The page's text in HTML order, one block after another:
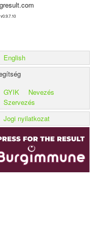
English
GYIK
Nevezés
Szervezés
Jogi nyilatkozat